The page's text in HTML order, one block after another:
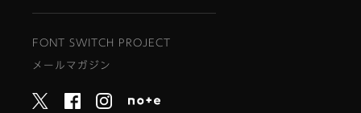
FONT SWITCH PROJECT
メールマガジン